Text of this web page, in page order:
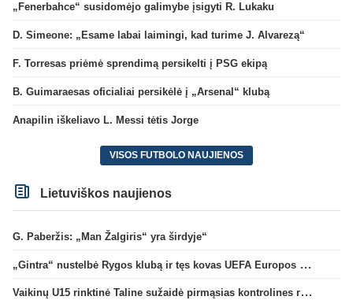
„Fenerbahce“ susidomėjo galimybe įsigyti R. Lukaku
D. Simeone: „Esame labai laimingi, kad turime J. Alvarezą“
F. Torresas priėmė sprendimą persikelti į PSG ekipą
B. Guimaraesas oficialiai persikėlė į „Arsenal“ klubą
Anapilin iškeliavo L. Messi tėtis Jorge
VISOS FUTBOLO NAUJIENOS
Lietuviškos naujienos
G. Paberžis: „Man Žalgiris“ yra širdyje“
„Gintra“ nustelbė Rygos klubą ir tęs kovas UEFA Europos taurės atrankoje
Vaikinų U15 rinktinė Taline sužaidė pirmąsias kontrolines rungtynes